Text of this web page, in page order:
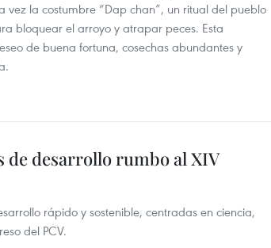
la costumbre “Dap chan”, un ritual del pueblo
bloquear el arroyo y atrapar peces. Esta
de buena fortuna, cosechas abundantes y
de desarrollo rumbo al XIV
rápido y sostenible, centradas en ciencia,
del PCV.